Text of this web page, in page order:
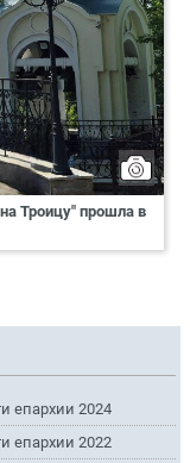
Троицу" прошла в
епархии 2024
епархии 2022